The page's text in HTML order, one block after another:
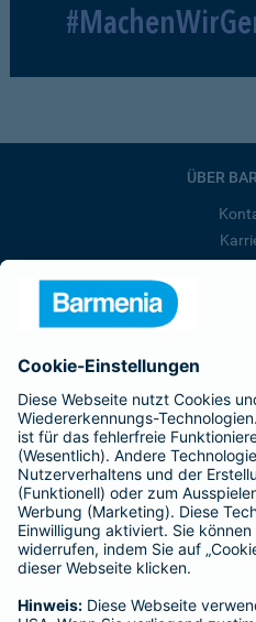
ÜBER
Barmenia ist Teil der
Kranken-